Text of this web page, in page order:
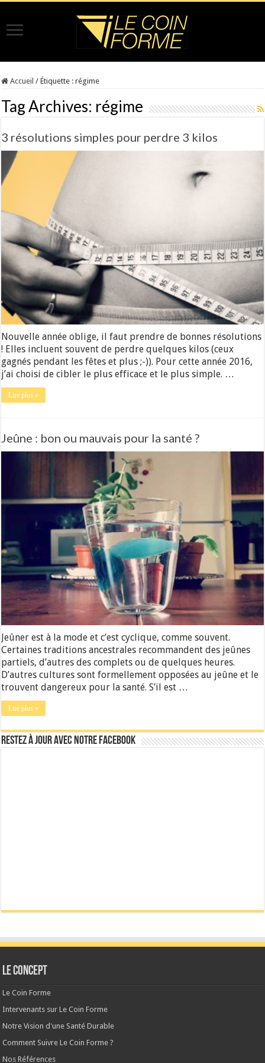
Accueil / Étiquette :régime
Tag Archives: régime
3 résolutions simples pour perdre 3 kilos
Nouvelle année oblige, il faut prendre de bonnes résolutions
! Elles incluent souvent de perdre quelques kilos (ceux
gagnés pendant les fêtes et plus ;-)). Pour cette année 2016,
j’ai choisi de cibler le plus efficace et le plus simple. …
Lire plus »
Jeûne : bon ou mauvais pour la santé ?
Jeûner est à la mode et c’est cyclique, comme souvent.
Certaines traditions ancestrales recommandent des jeûnes
partiels, d’autres des complets ou de quelques heures.
D’autres cultures sont formellement opposées au jeûne et le
trouvent dangereux pour la santé. S’il est …
Lire plus »
Restez à jour avec notre Facebook
Le CONCEPT
Le Coin Forme
Intervenants sur Le Coin Forme
Notre Vision d'une Santé Durable
Comment Suivre Le Coin Forme ?
Nos Références